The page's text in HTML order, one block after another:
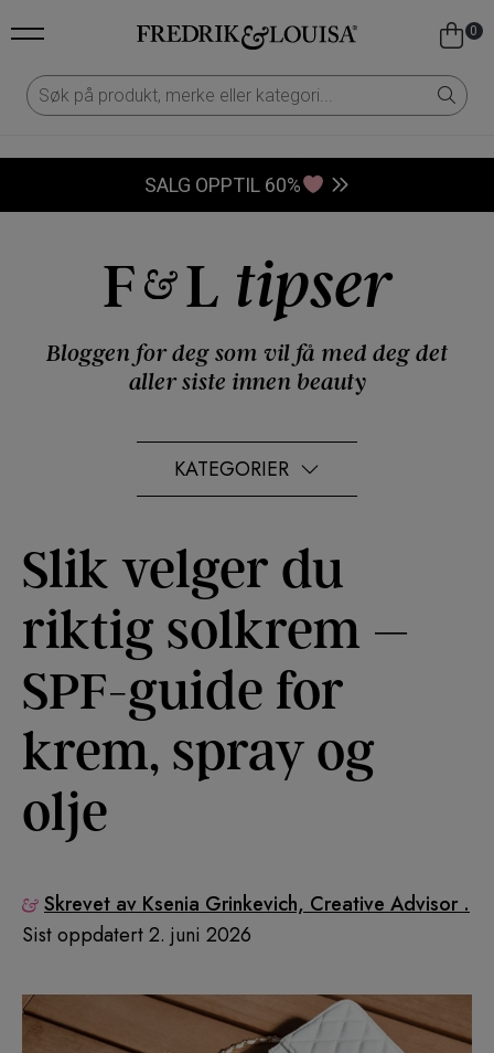
0
SALG OPPTIL 60%
F L tipser
Bloggen for deg som vil få med deg det
aller siste innen beauty
KATEGORIER
Slik velger du
riktig solkrem –
SPF-guide for
krem, spray og
olje
Skrevet av Ksenia Grinkevich, Creative Advisor .
Sist oppdatert 2. juni 2026